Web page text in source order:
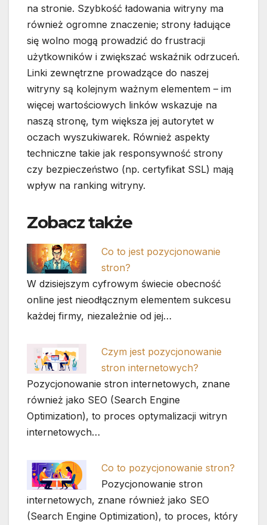
na stronie. Szybkość ładowania witryny ma
również ogromne znaczenie; strony ładujące
się wolno mogą prowadzić do frustracji
użytkowników i zwiększać wskaźnik odrzuceń.
Linki zewnętrzne prowadzące do naszej
witryny są kolejnym ważnym elementem – im
więcej wartościowych linków wskazuje na
naszą stronę, tym większa jej autorytet w
oczach wyszukiwarek. Również aspekty
techniczne takie jak responsywność strony
czy bezpieczeństwo (np. certyfikat SSL) mają
wpływ na ranking witryny.
Zobacz także
Co to jest pozycjonowanie
stron?
W dzisiejszym cyfrowym świecie obecność
online jest nieodłącznym elementem sukcesu
każdej firmy, niezależnie od jej…
Czym jest pozycjonowanie
stron internetowych?
Pozycjonowanie stron internetowych, znane
również jako SEO (Search Engine
Optimization), to proces optymalizacji witryn
internetowych…
Co to pozycjonowanie stron?
Pozycjonowanie stron
internetowych, znane również jako SEO
(Search Engine Optimization), to proces, który